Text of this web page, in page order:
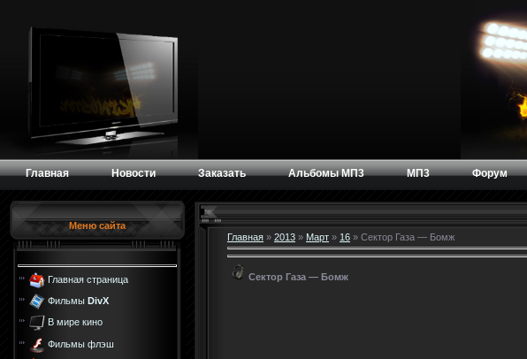
Главная Новости Заказать Альбомы МП3 МП3 Форум
Меню сайта
Главная страница
Фильмы DivX
В мире кино
Фильмы флэш
Главная » 2013 » Март » 16 » Сектор Газа — Бомж
Сектор Газа — Бомж